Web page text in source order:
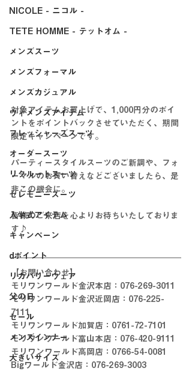
NICOLE - ニコル -
TETE HOMME - テットオム -
メンズスーツ
メンズフォーマル
メンズカジュアル
ウィメンズアイテム
フレッシャーズスーツ
オーダースーツ
リクルートスーツ
セレモニースーツ
入学式アイテム
キャンペーン
dポイント
リカバリーウェア
父の日
セール
メンズインナー
大きいサイズ
対象アイテムお買上げで、1,000円分のポイ
ントをポイントバックさせていただく、期間
限定キャンペーンです。
パーティースタイルスーツのご新調や、フォ
ーマルのお買い替えなどございましたら、是
非この機会に。
皆様のご来店を心よりお待ちいたしておりま
す♪
【お問い合わせ】
モリワンワールド金沢本店：076-269-3011
モリワンワールド金沢近岡店：076-225-
7111
モリワンワールド加賀店：0761-72-7101
モリワンワールド富山本店：076-420-9111
モリワンワールド高岡店：0766-54-0081
Bigワールド金沢店：076-269-3003